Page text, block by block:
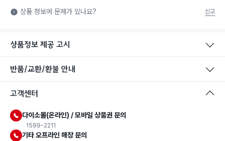
식품용 기구: 식품위생법에서 정한 규격에 따라 제조되어 식품 또
는 식품첨가물에 사용할 수 있는 식품용기구라는 표시입니다.
상품 정보에 문제가 있나요? 신고
상품정보 제공 고시
반품/교환/환불 안내
고객센터
다이소몰(온라인) / 모바일 상품권 문의
1599-2211
기타 오프라인 매장 문의